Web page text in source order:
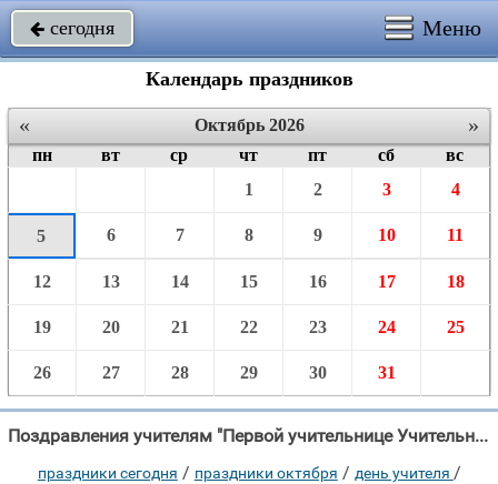
 сегодня Меню
Календарь праздников
« »
Октябрь 2026
пн
вт ср чт пт сб
вс
1
2 3 4
5 6 7 8 9 10 11
12 13 14 15 16 17 18
19 20 21 22 23 24 25
26 27 28 29 30 31
Поздравления учителям "Первой учительнице Учительницей первой навсегда Останетесь."
праздники сегодня / праздники октября / день учителя /